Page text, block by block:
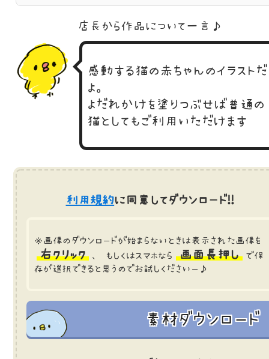
店長から作品に ついて一言♪
感動する猫の赤ちゃんのイラストだ
よ。
よだれかけを塗りつぶせば普通の
猫としてもご利用いただけます
利用規約に同意してダウンロード!!
※画像のダウンロードが始まらないときは表示された画像を
右クリック 、 もしくはスマホなら 画面長押し
で保
存が選択できると思うのでお試しくださいー♪
素材ダウンロード